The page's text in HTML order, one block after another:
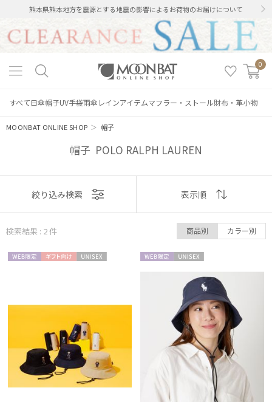
熊本県熊本地方を震源とする地震の影響によるお荷物のお届けについて
0
すべて日傘帽子UV手袋雨傘 レインアイテムマフラー・ストール財布・革小物
MOONBAT ONLINE SHOP ＞ 帽子
帽子 POLO RALPH LAUREN
キッズ
ブランド
estaa
表示
おすすめ
順
人気順
売上点数順
絞り込み検索 表示順
検索結果 : 2件 商品別 カラー別